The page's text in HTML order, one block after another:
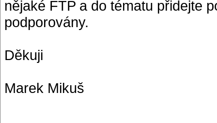
nějaké FTP a do tématu přidejte
podporovány.
Děkuji
Marek Mikuš